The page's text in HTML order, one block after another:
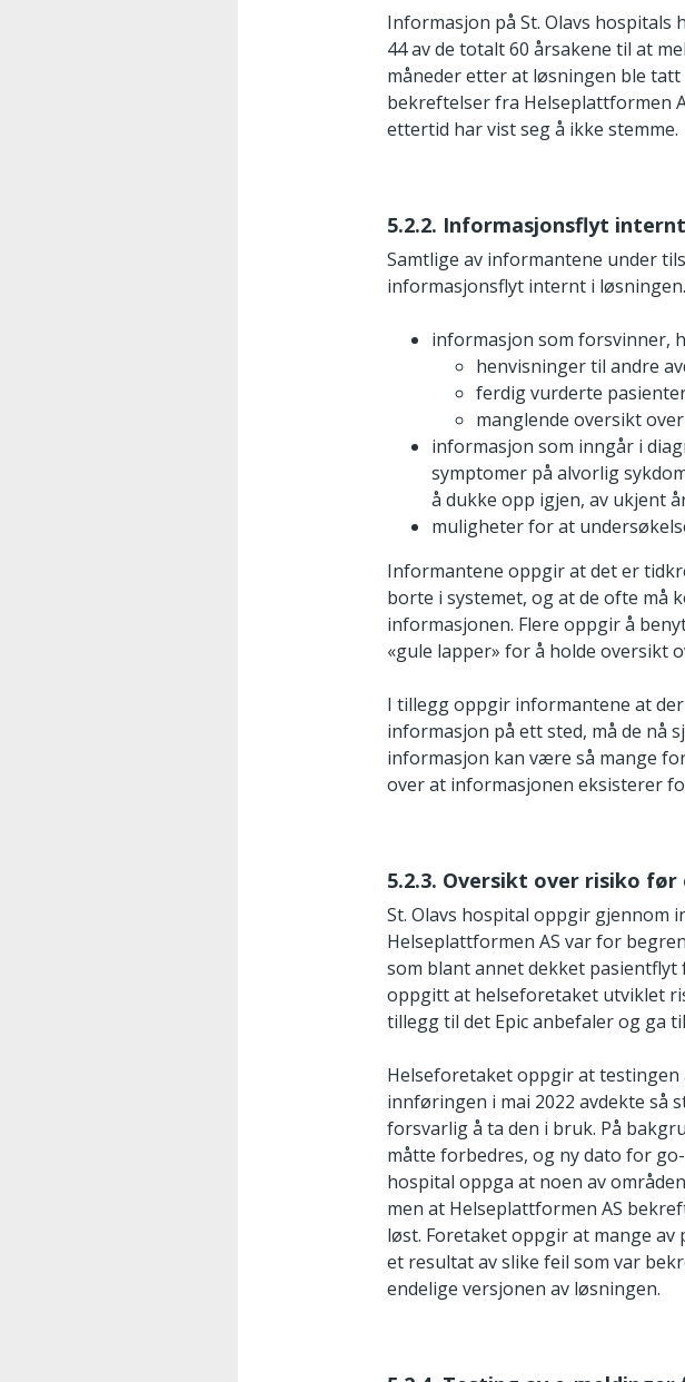
Informasjon på St. Olavs
44 av de totalt 60 årsakene til at
måneder etter at løsningen ble
bekreftelser fra Helseplattformen
ettertid har vist seg å ikke stemme.
5.2.2. Informasjonsflyt
Samtlige av informantene under
informasjonsflyt internt i
informasjon som forsvinner,
henvisninger til andre
ferdig vurderte
manglende oversikt
informasjon som inngår i
symptomer på alvorlig
å dukke opp igjen, av ukjent
muligheter for at
Informantene oppgir at det er
borte i systemet, og at de ofte må
informasjonen. Flere oppgir å
«gule lapper» for å holde oversikt
I tillegg oppgir informantene at
informasjon på ett sted, må de nå
informasjon kan være så mange
over at informasjonen eksisterer
5.2.3. Oversikt over risiko
St. Olavs hospital oppgir gjennom
Helseplattformen AS var for
som blant annet dekket
oppgitt at helseforetaket utviklet
tillegg til det Epic anbefaler og ga
Helseforetaket oppgir at
innføringen i mai 2022 avdekte så
forsvarlig å ta den i bruk. På
måtte forbedres, og ny dato for
hospital oppga at noen av
men at Helseplattformen AS
løst. Foretaket oppgir at mange
et resultat av slike feil som var
endelige versjonen av løsningen.